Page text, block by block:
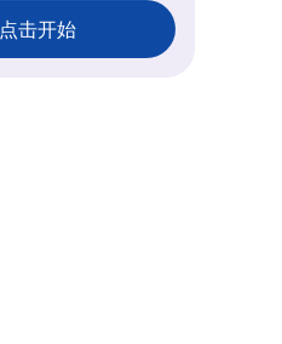
点击开始